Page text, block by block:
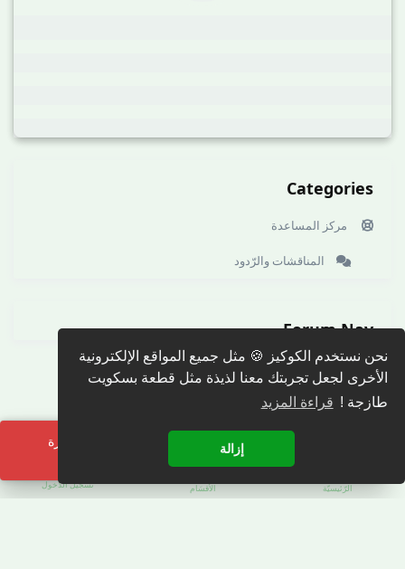
نحن نستخدم الكوكيز 🍪 مثل جميع المواقع الإلكترونية
الأخرى لجعل تجربتك معنا لذيذة مثل قطعة بسكويت
طازجة ! قراءة المزيد
إزالة
Categories
مركز المساعدة
المناقشات والرّدود
Forum Nav
لحظة! هناك خطأ ما. يرجى إعادة تحميل الصفحة والمحاولة مرة
الرّئيسيّة الأقسَام تسجيل الدّخول